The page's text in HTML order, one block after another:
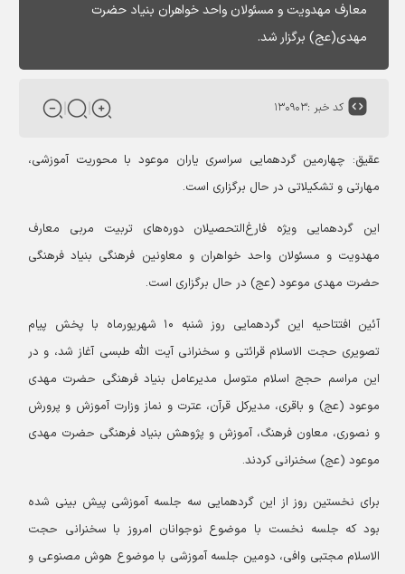
معارف مهدویت و مسئولان واحد خواهران بنیاد حضرت
مهدی(عج) برگزار شد.
کد خبر :۱۳۰۹۰۳
عقیق: چهارمین گردهمایی سراسری یاران موعود با محوریت آموزشی،
مهارتی و تشکیلاتی در حال برگزاری است.
این گردهمایی ویژه فارغ‌التحصیلان دوره‌های تربیت مربی معارف
مهدویت و مسئولان واحد خواهران و معاونین فرهنگی بنیاد فرهنگی
حضرت مهدی موعود (عج) در حال برگزاری است.
آئین افتتاحیه این گردهمایی روز شنبه ۱۰ شهریورماه با پخش پیام
تصویری حجت الاسلام قرائتی و سخنرانی آیت الله طبسی آغاز شد، و در
این مراسم حجج اسلام متوسل مدیرعامل بنیاد فرهنگی حضرت مهدی
موعود (عج) و باقری، مدیرکل قرآن، عترت و نماز وزارت آموزش و پرورش
و نصوری، معاون فرهنگ، آموزش و پژوهش بنیاد فرهنگی حضرت مهدی
موعود (عج) سخنرانی کردند.
برای نخستین روز از این گردهمایی سه جلسه آموزشی پیش بینی شده
بود که جلسه نخست با موضوع نوجوانان امروز با سخنرانی حجت
الاسلام مجتبی وافی، دومین جلسه آموزشی با موضوع هوش مصنوعی و